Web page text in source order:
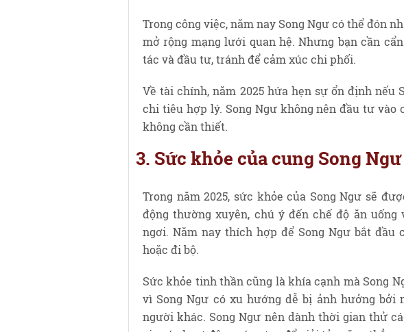
Trong công việc, năm nay Song Ngư có thể đón
mở rộng mạng lưới quan hệ. Nhưng bạn cần
tác và đầu tư, tránh để cảm xúc chi phối.
Về tài chính, năm 2025 hứa hẹn sự ổn định nếu
chi tiêu hợp lý. Song Ngư không nên đầu tư
không cần thiết.
3. Sức khỏe của cung Song Ngư
Trong năm 2025, sức khỏe của Song Ngư sẽ
động thường xuyên, chú ý đến chế độ ăn
ngơi. Năm nay thích hợp để Song Ngư bắt đầu
hoặc đi bộ.
Sức khỏe tinh thần cũng là khía cạnh mà Song
vì Song Ngư có xu hướng dễ bị ảnh hưởng bởi
người khác. Song Ngư nên dành thời gian thử